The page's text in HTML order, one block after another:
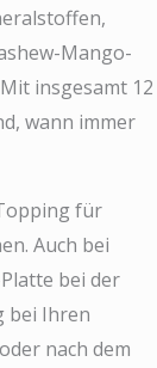
Mango-
insgesamt 12
wann immer
für
Auch bei
bei der
bei Ihren
nach dem